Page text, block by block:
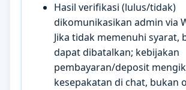
Hasil verifikasi (lulus/tidak)
dikomunikasikan admin via
Jika tidak memenuhi syarat,
dapat dibatalkan; kebijakan
pembayaran/deposit
kesepakatan di chat, bukan